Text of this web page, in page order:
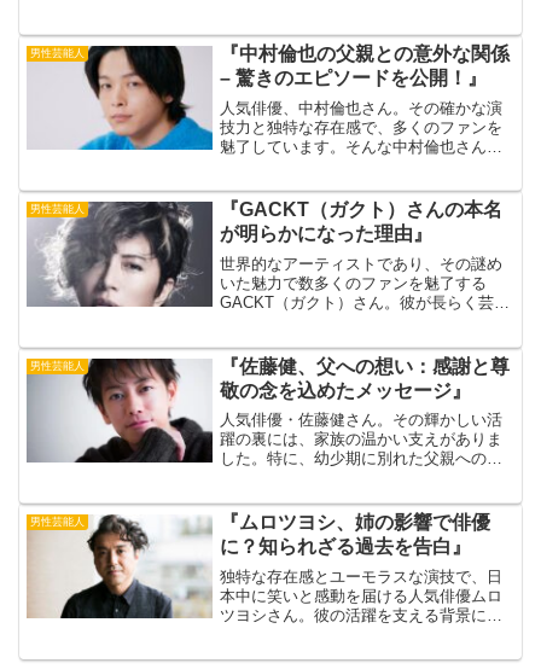
事は、相葉雅紀さんのご兄弟について書
いてみました。出典元：P...
男性芸能人
『中村倫也の父親との意外な関係
– 驚きのエピソードを公開！』
人気俳優、中村倫也さん。その確かな演
技力と独特な存在感で、多くのファンを
魅了しています。そんな中村倫也さん
は、中村倫也さんと父親に関する驚きの
エピソードを交えながら、二人...
男性芸能人
『GACKT（ガクト）さんの本名
が明らかになった理由』
世界的なアーティストであり、その謎め
いた魅力で数多くのファンを魅了する
GACKT（ガクト）さん。彼が長らく芸名
この疑問に迫る前に、彼のアイデンティ
ティや著名な活動につい...
男性芸能人
『佐藤健、父への想い：感謝と尊
敬の念を込めたメッセージ』
人気俳優・佐藤健さん。その輝かしい活
躍の裏には、家族の温かい支えがありま
した。特に、幼少期に別れた父親への想
のなかった父との関係。しかし、時折イ
ンタビューなどで語られる...
男性芸能人
『ムロツヨシ、姉の影響で俳優
に？知られざる過去を告白』
独特な存在感とユーモラスな演技で、日
本中に笑いと感動を届ける人気俳優ムロ
ツヨシさん。彼の活躍を支える背景に